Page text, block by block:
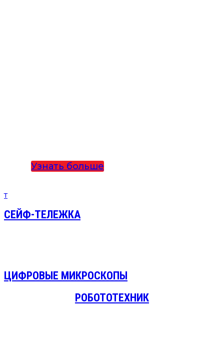
Узнать больше
Т
СЕЙФ-ТЕЛЕЖКА
ЦИФРОВЫЕ МИКРОСКОПЫ
РОБОТОТЕХНИК